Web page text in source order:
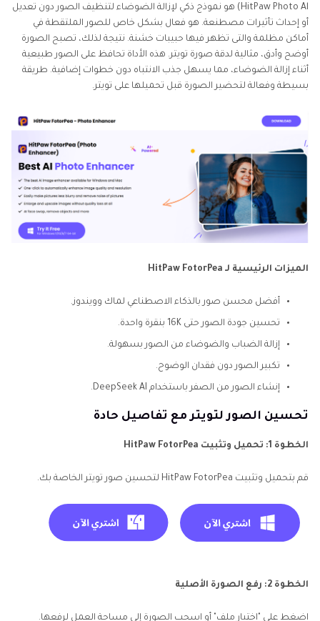
HitPaw Photo Al) هو نموذج ذكي لإزالة الضوضاء لتنظيف الصور دون تعديل
أو إحداث تأثيرات مصطنعة. هو فعال بشكل خاص للصور الملتقطة في
أماكن مظلمة والتى تظهر فيها حبيبات خشنة. نتيجة لذلك، تصبح الصورة
أوضح وأدق، مثالية لدقة صورة تويتر. هذه الأداة تحافظ على الصور طبيعية
أثناء إزالة الضوضاء، مما يسهل جذب الانتباه دون خطوات إضافية. طريقة
بسيطة وفعالة لتحضير الصورة قبل تحميلها على تويتر.
الميزات الرئيسية لـ HitPaw FotorPea
أفضل محسن صور بالذكاء الاصطناعي لماك وويندوز.
تحسين جودة الصور حتى 16K بنقرة واحدة.
إزالة الضباب والضوضاء من الصور بسهولة.
تكبير الصور دون فقدان الوضوح.
إنشاء الصور من الصفر باستخدام DeepSeek AI.
تحسين الصور لتويتر مع تفاصيل حادة
الخطوة 1: تحميل وتثبيت HitPaw FotorPea
قم بتحميل وتثبيت HitPaw FotorPea لتحسين صور تويتر الخاصة بك.
الخطوة 2: رفع الصورة الأصلية
اضغط على "اختيار ملف" أو اسحب الصورة إلى مساحة العمل لرفعها.